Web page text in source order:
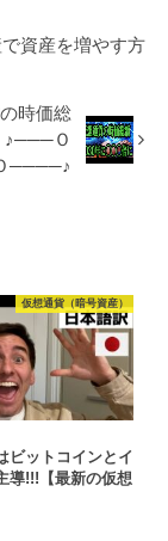
資産を増やす方
時価総
♪───Ｏ
────♪
仮想通貨（暗号資産）
ビットコインとイ
導!!!【最新の仮想